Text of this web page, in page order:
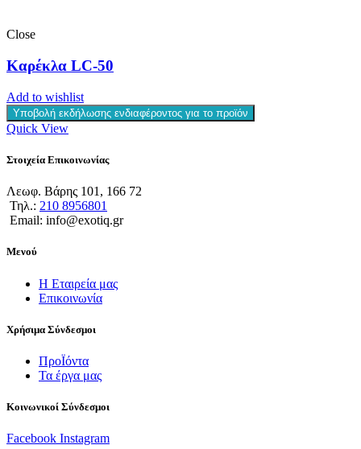
Close
Καρέκλα LC-50
Add to wishlist
Υποβολή εκδήλωσης ενδιαφέροντος για το προϊόν
Quick View
Στοιχεία Επικοινωνίας
Λεωφ. Βάρης 101, 166 72
Τηλ.: 210 8956801
Email: info@exotiq.gr
Μενού
Η Εταιρεία μας
Επικοινωνία
Χρήσιμα Σύνδεσμοι
ΠροΪόντα
Τα έργα μας
Κοινωνικοί Σύνδεσμοι
Facebook Instagram